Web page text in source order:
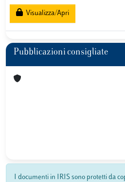
Visualizza/Apri
Pubblicazioni consigliate
I documenti in IRIS sono protetti da